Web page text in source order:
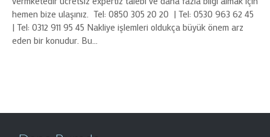
hemen bize ulaşınız. Tel: 0850 305 20 20 | Tel: 0530 963 62 45
| Tel: 0312 911 95 45 Nakliye işlemleri oldukça büyük önem arz
eden bir konudur. Bu…